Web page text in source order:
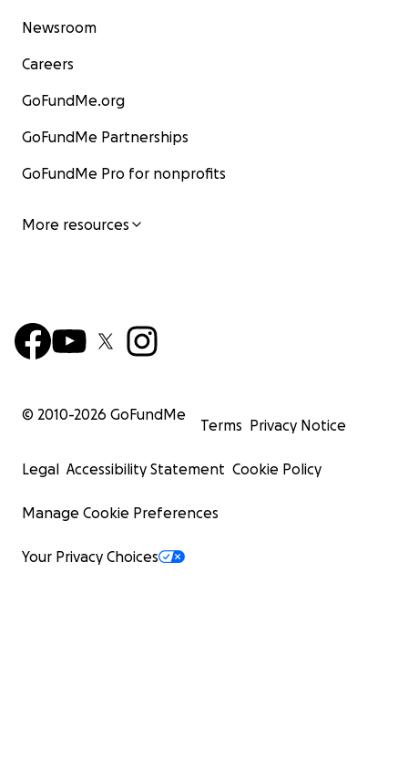
Newsroom
Careers
GoFundMe.org
GoFundMe Partnerships
GoFundMe Pro for nonprofits
More resources
© 2010-2026 GoFundMe
Terms Privacy Notice
Legal Accessibility Statement Cookie Policy
Manage Cookie Preferences
Your Privacy Choices